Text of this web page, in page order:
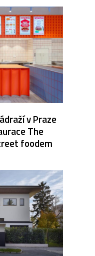
v Praze
The
foodem